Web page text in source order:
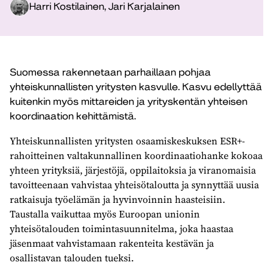
Harri Kostilainen, Jari Karjalainen
Suomessa rakennetaan parhaillaan pohjaa
yhteiskunnallisten yritysten kasvulle. Kasvu edellyttää
kuitenkin myös mittareiden ja yrityskentän yhteisen
koordinaation kehittämistä.
Yhteiskunnallisten yritysten osaamiskeskuksen ESR+-
rahoitteinen valtakunnallinen koordinaatiohanke kokoaa
yhteen yrityksiä, järjestöjä, oppilaitoksia ja viranomaisia
tavoitteenaan vahvistaa yhteisötaloutta ja synnyttää uusia
ratkaisuja työelämän ja hyvinvoinnin haasteisiin.
Taustalla vaikuttaa myös Euroopan unionin
yhteisötalouden toimintasuunnitelma, joka haastaa
jäsenmaat vahvistamaan rakenteita kestävän ja
osallistavan talouden tueksi.